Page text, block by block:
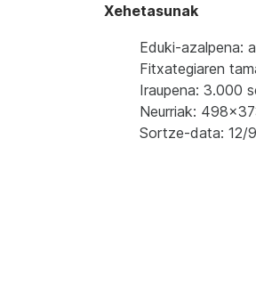
Xehetasunak
Eduki-azalpena:
Fitxategiaren
Iraupena: 3.000
Neurriak:
Sortze-data: 12/